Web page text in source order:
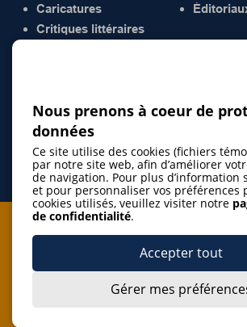
Caricatures
Critiques littéraires
Je m'abonne à
J’accepte de m’abonner à l’infolettre de La Gazette
Nous prenons à coeur de
données
Ce site utilise des cookies (fichiers
par notre site web, afin d’améliorer
de navigation. Pour plus d’information
et pour personnaliser vos préférences
cookies utilisés, veuillez visiter notre
de confidentialité.
Accepter tout
Gérer mes